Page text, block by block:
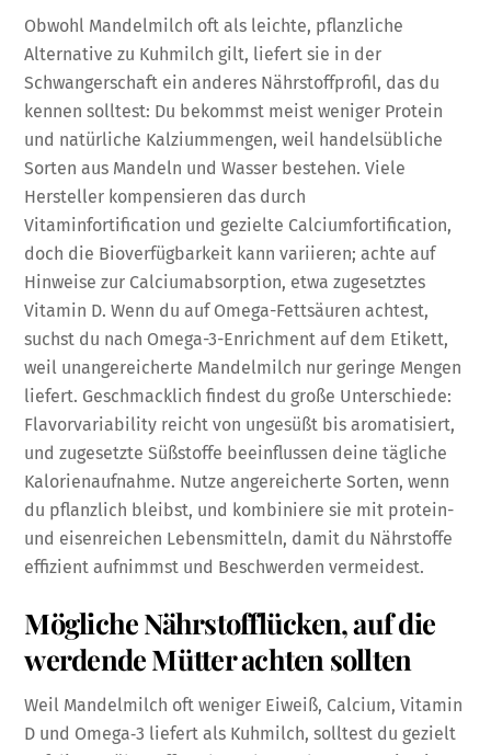
Obwohl Mandelmilch oft als leichte, pflanzliche
Alternative zu Kuhmilch gilt, liefert sie in der
Schwangerschaft ein anderes Nährstoffprofil, das du
kennen solltest: Du bekommst meist weniger Protein
und natürliche Kalziummengen, weil handelsübliche
Sorten aus Mandeln und Wasser bestehen. Viele
Hersteller kompensieren das durch
Vitaminfortification und gezielte Calciumfortification,
doch die Bioverfügbarkeit kann variieren; achte auf
Hinweise zur Calciumabsorption, etwa zugesetztes
Vitamin D. Wenn du auf Omega-Fettsäuren achtest,
suchst du nach Omega-3-Enrichment auf dem Etikett,
weil unangereicherte Mandelmilch nur geringe Mengen
liefert. Geschmacklich findest du große Unterschiede:
Flavorvariability reicht von ungesüßt bis aromatisiert,
und zugesetzte Süßstoffe beeinflussen deine tägliche
Kalorienaufnahme. Nutze angereicherte Sorten, wenn
du pflanzlich bleibst, und kombiniere sie mit protein-
und eisenreichen Lebensmitteln, damit du Nährstoffe
effizient aufnimmst und Beschwerden vermeidest.
Mögliche Nährstofflücken, auf die
werdende Mütter achten sollten
Weil Mandelmilch oft weniger Eiweiß, Calcium, Vitamin
D und Omega‑3 liefert als Kuhmilch, solltest du gezielt